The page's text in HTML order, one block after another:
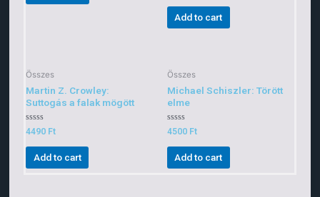
out
Add to cart
Összes
Martin Z. Crowley:
Suttogás a falak mögött
Rated
0
out
4490 Ft
Add to cart
Összes
Michael Schiszler: Törött
elme
Rated
0
out
4500 Ft
Add to cart